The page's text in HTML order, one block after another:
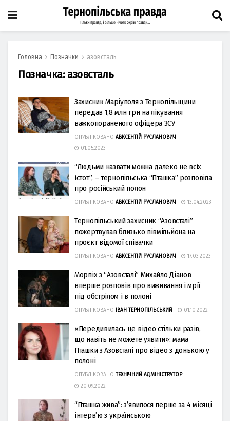
Головна Позначки азовсталь
Позначка: азовсталь
Захисник Маріуполя з Тернопільщини
передав 1,8 млн грн на лікування
важкопораненого офіцера ЗСУ
ОПУБЛІКОВАНО АВКСЕНТІЙ РУСЛАНОВИЧ
01.05.2023
“Людьми нaзвaти можнa дaлeко нe вciх
icтот”, – тернопільська “Пташка” розповіла
про російський полон
ОПУБЛІКОВАНО АВКСЕНТІЙ РУСЛАНОВИЧ 13.04.2023
Тернопільський захисник “Азовсталі”
пожертвував близько півмільйона на
проєкт відомої співачки
ОПУБЛІКОВАНО АВКСЕНТІЙ РУСЛАНОВИЧ 17.03.2023
Морпіх з “Азовсталі” Михайло Діанов
вперше розповів про виживання і мрії
під обстрілом і в полоні
ОПУБЛІКОВАНО ІВАН ТЕРНОПІЛЬСЬКИЙ 01.10.2022
«Передивилась це відео стільки разів,
що навіть не можете уявити»: мама
Пташки з Азовсталі про відео з донькою у
полоні
ОПУБЛІКОВАНО ТЕХНІЧНИЙ АДМІНІСТРАТОР
20.09.2022
“Пташка жива”: з’явилося перше за 4 місяці
інтерв’ю з українською